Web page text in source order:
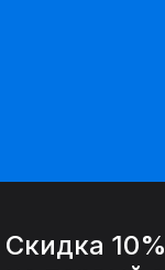
Скидка 10%